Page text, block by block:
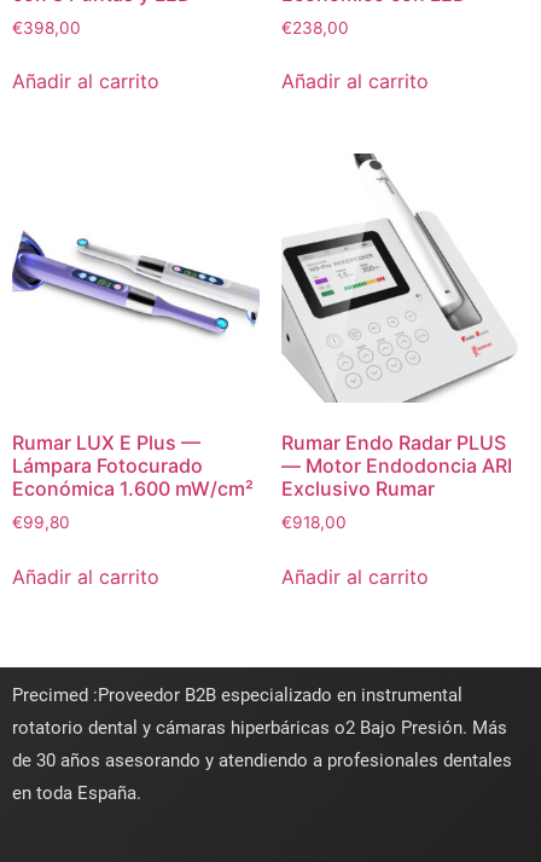
€398,00
Añadir al carrito
€238,00
Añadir al carrito
Rumar LUX E Plus —
Lámpara Fotocurado
Económica 1.600 mW/cm²
€99,80
Añadir al carrito
Rumar Endo Radar PLUS
— Motor Endodoncia ARI
Exclusivo Rumar
€918,00
Añadir al carrito
Precimed :Proveedor B2B especializado en instrumental
rotatorio dental y cámaras hiperbáricas o2 Bajo Presión. Más
de 30 años asesorando y atendiendo a profesionales dentales
en toda España.